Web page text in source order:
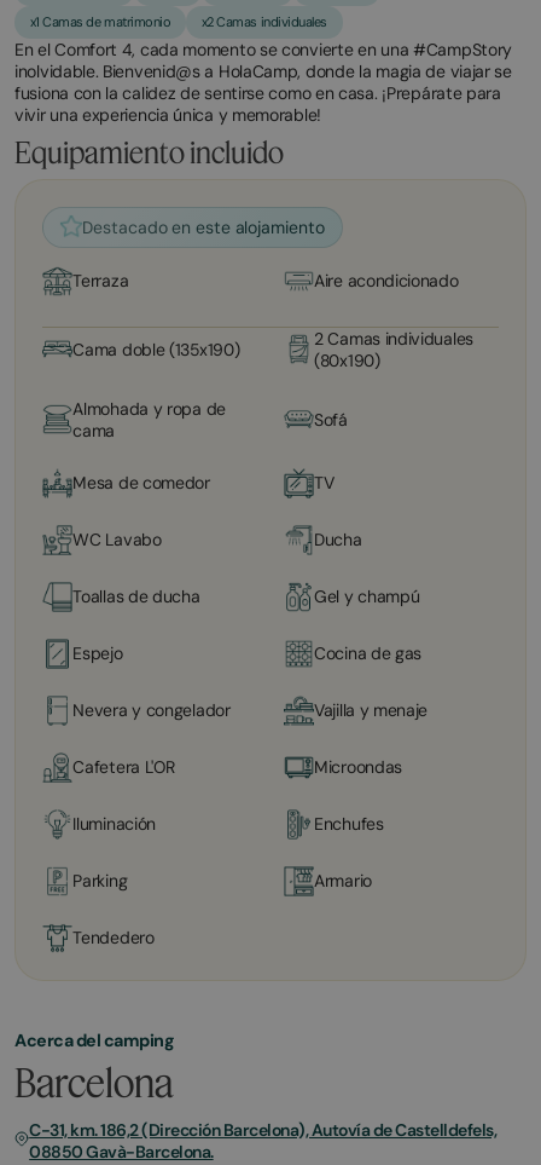
x1 Camas de matrimonio
x2 Camas individuales
En el Comfort 4, cada momento se convierte en una #CampStory
inolvidable. Bienvenid@s a HolaCamp, donde la magia de viajar se
fusiona con la calidez de sentirse como en casa. ¡Prepárate para
vivir una experiencia única y memorable!
Equipamiento incluido
Destacado en este alojamiento
Terraza Aire acondicionado
Cama doble (135x190)
2 Camas individuales
(80x190)
Almohada y ropa de
cama
Sofá
Mesa de comedor TV
WC Lavabo Ducha
Toallas de ducha Gel y champú
Espejo Cocina de gas
Nevera y congelador Vajilla y menaje
Cafetera L'OR Microondas
Iluminación Enchufes
Parking Armario
Tendedero
Acerca del camping
Barcelona
C-31, km. 186,2 (Dirección Barcelona), Autovía de Castelldefels,
08850 Gavà-Barcelona.